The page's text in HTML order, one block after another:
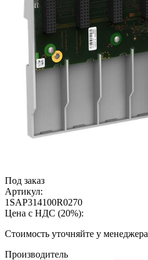
Под заказ
Артикул:
1SAP314100R0270
Цена с НДС (20%):
Cтоимость уточняйте у менеджера
Производитель